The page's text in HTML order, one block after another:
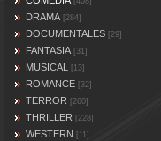
DRAMA [284]
DOCUMENTALES [29]
FANTASIA [31]
MUSICAL [13]
ROMANCE [32]
TERROR [260]
THRILLER [228]
WESTERN [11]